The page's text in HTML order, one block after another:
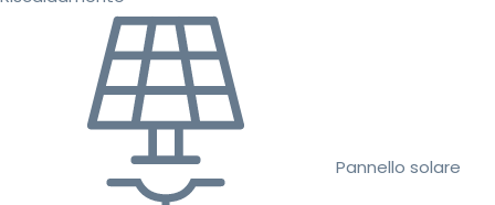
Pannello solare